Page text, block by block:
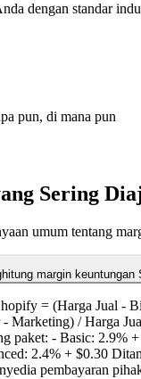
dengan standar
pun, di mana pun
Sering
umum tentang
margin keuntungan
= (Harga Jual -
Marketing) / Harga
paket: - Basic: 2.9%
2.4% + $0.30
pembayaran